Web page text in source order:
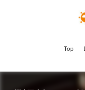
Top